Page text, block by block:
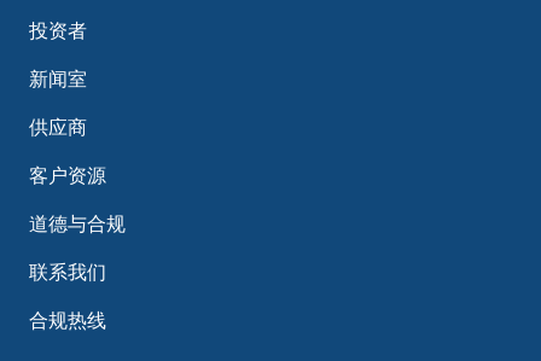
投资者
新闻室
供应商
客户资源
道德与合规
联系我们
合规热线